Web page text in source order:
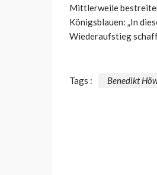
Mittlerweile
Königsblauen: „In
Wiederaufstieg
Tags : Benedikt